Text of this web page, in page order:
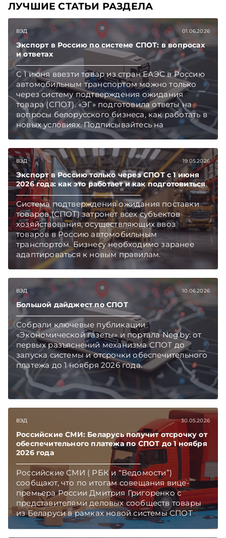
ЛУЧШИЕ СТАТЬИ РАЗДЕЛА
ВЭД 01.06.2026
Экспорт в Россию по системе СПОТ: в вопросах
и ответах
С 1 июня ввезти товар из стран ЕАЭС в Россию
автомобильным транспортом можно только
через систему подтверждения ожидания
товара (СПОТ). «ЭГ» подготовила ответы на
вопросы белорусского бизнеса, как работать в
новых условиях. Подписывайтесь на
Telegram‑канал и Viber. Главное об экономике
TelegramViber
ВЭД 19.05.2026
Экспорт в Россию только через СПОТ с 1 июня
2026 года: как это работает и как подготовиться
Система подтверждения ожидания поставки
товаров (СПОТ) затронет всех субъектов
хозяйствования, осуществляющих ввоз
товаров в Россию автомобильным
транспортом. Бизнесу необходимо заранее
адаптироваться к новым правилам.
ВЭД 10.06.2026
Большой дайджест по СПОТ
Собрали ключевые публикации
«Экономической газеты» и портала Neg.by: от
первых разъяснений механизма СПОТ до
запуска системы и отсрочки обеспечительного
платежа до 1 ноября 2026 года.
ВЭД 30.05.2026
Российские СМИ: Беларусь получит отсрочку от
обеспечительного платежа по СПОТ до 1 ноября
2026 года
Российские СМИ ( РБК и “Ведомости”)
сообщают, что по итогам совещания вице-
премьера России Дмитрия Григоренко с
представителями деловых сообществ товары
из Беларуси в рамках новой системы СПОТ
можно будет ввозить без внесения